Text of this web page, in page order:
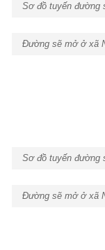
Sơ đồ tuyến đường
Đường sẽ mở ở xã
Sơ đồ tuyến đường
Đường sẽ mở ở xã